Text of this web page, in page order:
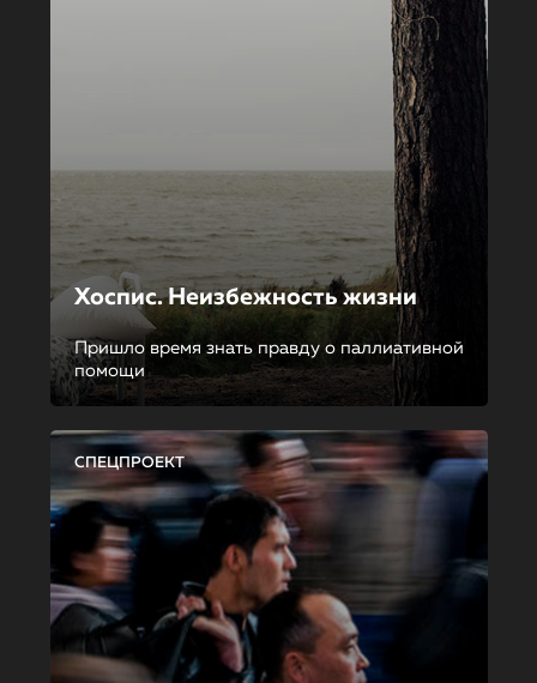
Хоспис. Неизбежность жизни
Пришло время знать правду о паллиативной
помощи
СПЕЦПРОЕКТ